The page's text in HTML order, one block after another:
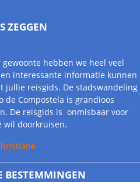
ZEGGEN
gewoonte hebben we heel veel
interessante informatie kunnen
jullie reisgids. De stadswandeling
de Compostela is grandioos
De reisgids is onmisbaar voor
wil doorkruisen.
BESTEMMINGEN